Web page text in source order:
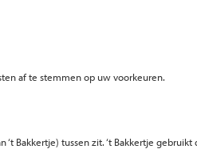
af te stemmen op uw voorkeuren.
Bakkertje) tussen zit. ‘t Bakkertje gebruikt